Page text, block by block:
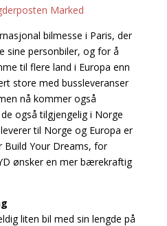
Marked
bilmesse i Paris, der
sine personbiler, og for å
til flere land i Europa enn
store med bussleveranser
nå kommer også
også tilgjengelig i Norge
til Norge og Europa er
Build Your Dreams, for
ønsker en mer bærekraftig
liten bil med sin lengde på